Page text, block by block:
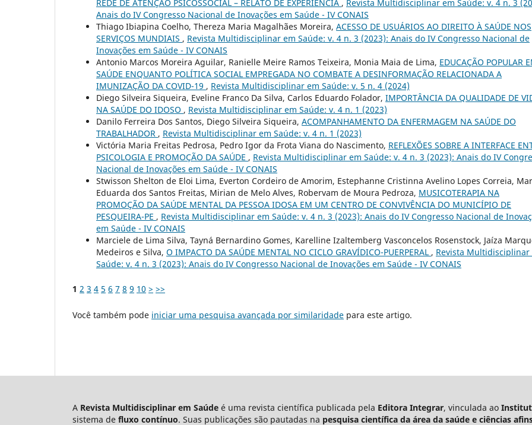
REDE DE ATENÇÃO PSICOSSOCIAL – RELATO DE EXPERIÊNCIA , Revista Multidisciplinar em Saúde: v. 4 n. 3
Anais do IV Congresso Nacional de Inovações em Saúde - IV CONAIS
Thiago Ibiapina Coelho, Thereza Maria Magalhães Moreira, ACESSO DE USUÁRIOS AO DIREITO À SAÚDE NOS
SERVIÇOS MUNDIAIS , Revista Multidisciplinar em Saúde: v. 4 n. 3 (2023): Anais do IV Congresso Nacional de
Inovações em Saúde - IV CONAIS
Antonio Marcos Moreira Aguilar, Ranielle Meire Ramos Teixeira, Monia Maia de Lima, EDUCAÇÃO POPULAR
SAÚDE ENQUANTO POLÍTICA SOCIAL EMPREGADA NO COMBATE A DESINFORMAÇÃO RELACIONADA A
IMUNIZAÇÃO DA COVID-19 , Revista Multidisciplinar em Saúde: v. 5 n. 4 (2024)
Diego Silveira Siqueira, Eveline Franco Da Silva, Carlos Eduardo Folador, IMPORTÂNCIA DA QUALIDADE DE
NA SAÚDE DO IDOSO , Revista Multidisciplinar em Saúde: v. 4 n. 1 (2023)
Danilo Ferreira Dos Santos, Diego Silveira Siqueira, ACOMPANHAMENTO DA ENFERMAGEM NA SAÚDE DO
TRABALHADOR , Revista Multidisciplinar em Saúde: v. 4 n. 1 (2023)
Victória Maria Freitas Pedrosa, Pedro Igor da Frota Viana do Nascimento, REFLEXÕES SOBRE A INTERFACE
PSICOLOGIA E PROMOÇÃO DA SAÚDE , Revista Multidisciplinar em Saúde: v. 4 n. 3 (2023): Anais do IV
Nacional de Inovações em Saúde - IV CONAIS
Stwisson Shelton de Eloi Lima, Everton Cordeiro de Amorim, Estephanne Cristinna Avelino Lopes Correia,
Eduarda dos Santos Freitas, Mirian de Melo Alves, Robervam de Moura Pedroza, MUSICOTERAPIA NA
PROMOÇÃO DA SAÚDE MENTAL DA PESSOA IDOSA EM UM CENTRO DE CONVIVÊNCIA DO MUNICÍPIO DE
PESQUEIRA-PE , Revista Multidisciplinar em Saúde: v. 4 n. 3 (2023): Anais do IV Congresso Nacional de
em Saúde - IV CONAIS
Marciele de Lima Silva, Tayná Bernardino Gomes, Karelline Izaltemberg Vasconcelos Rosenstock, Jaíza
Medeiros e Silva, O IMPACTO DA SAÚDE MENTAL NO CICLO GRAVÍDICO-PUERPERAL , Revista Multidisciplinar
Saúde: v. 4 n. 3 (2023): Anais do IV Congresso Nacional de Inovações em Saúde - IV CONAIS
1 2 3 4 5 6 7 8 9 10 > >>
Você também pode iniciar uma pesquisa avançada por similaridade para este artigo.
A Revista Multidisciplinar em Saúde é uma revista científica publicada pela Editora Integrar, vinculada ao
sistema de fluxo contínuo. Suas publicações são pautadas na pesquisa científica da área da saúde e ciências